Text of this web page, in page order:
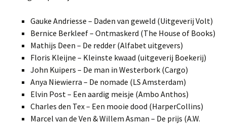
Gauke Andriesse – Daden van geweld (Uitgeverij Volt)
Bernice Berkleef – Ontmaskerd (The House of Books)
Mathijs Deen – De redder (Alfabet uitgevers)
Floris Kleijne – Kleinste kwaad (uitgeverij Boekerij)
John Kuipers – De man in Westerbork (Cargo)
Anya Niewierra – De nomade (LS Amsterdam)
Elvin Post – Een aardig meisje (Ambo Anthos)
Charles den Tex – Een mooie dood (HarperCollins)
Marcel van de Ven & Willem Asman – De prijs (A.W.